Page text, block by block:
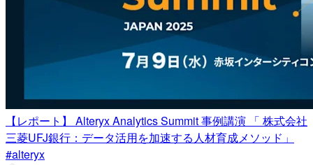
【レポート】 Alteryx Analytics Summit 事例講演 「 株式会社
三菱UFJ銀行：データ活用を加速する人材育成メソッド」
#alteryx